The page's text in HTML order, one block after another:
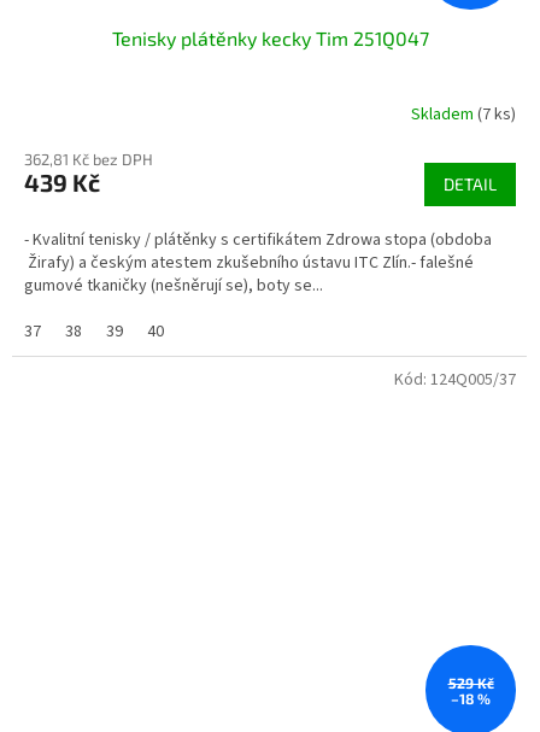
Tenisky plátěnky kecky Tim 251Q047
Skladem (7 ks)
362,81 Kč bez DPH
439 Kč DETAIL
- Kvalitní tenisky / plátěnky s certifikátem Zdrowa stopa (obdoba
Žirafy) a českým atestem zkušebního ústavu ITC Zlín.- falešné
gumové tkaničky (nešněrují se), boty se...
37
38 39 40
529 Kč
–18 %
Kód: 124Q005/37